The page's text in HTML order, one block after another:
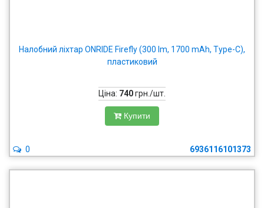
Налобний ліхтар ONRIDE Firefly (300 lm, 1700 mAh, Type-C),
пластиковий
Ціна: 740грн./шт.
Купити
6936116101373
0